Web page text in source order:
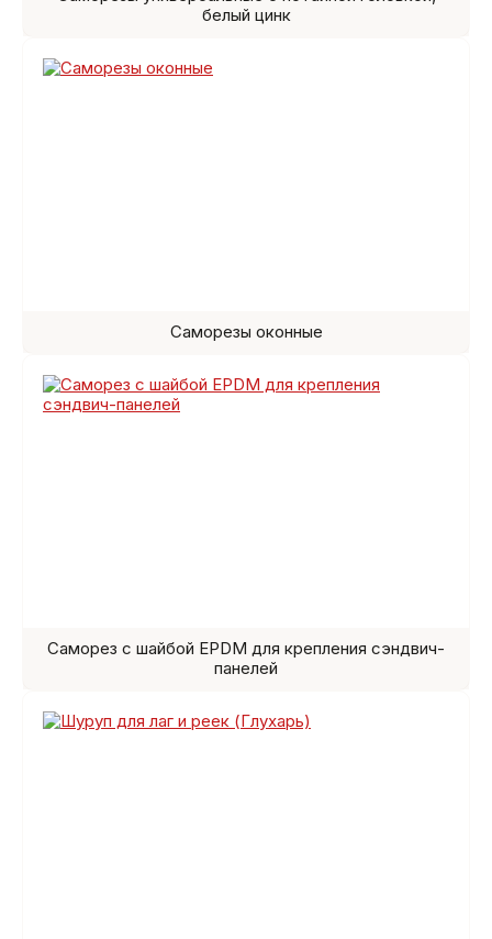
белый цинк
Саморезы оконные
Саморез с шайбой EPDM для крепления сэндвич-
панелей